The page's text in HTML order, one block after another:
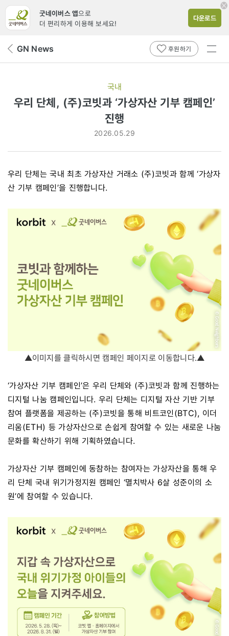
굿네이버스 앱으로
더 편리하게 이용해 보세요!
다운로드
뒤 GN News 후원하기
전체
국내
우리 단체, (주)코빗과 ‘가상자산 기부 캠페인’
진행
2026.05.29
우리 단체는 국내 최초 가상자산 거래소 (주)코빗과 함께 ‘가상자
산 기부 캠페인’을 진행합니다.
▲이미지를 클릭하시면 캠페인 페이지로 이동합니다.▲
‘가상자산 기부 캠페인’은 우리 단체와 (주)코빗과 함께 진행하는
디지털 나눔 캠페인입니다. 우리 단체는 디지털 자산 기반 기부
참여 플랫폼을 제공하는 (주)코빗을 통해 비트코인(BTC), 이더
리움(ETH) 등 가상자산으로 손쉽게 참여할 수 있는 새로운 나눔
문화를 확산하기 위해 기획하였습니다.
가상자산 기부 캠페인에 동참하는 참여자는 가상자산을 통해 우
리 단체 국내 위기가정지원 캠페인 ‘멸치박사 6살 성준이의 소
원’에 참여할 수 있습니다.